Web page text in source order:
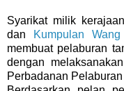
Syarikat milik
dan
Kumpulan
membuat pelaburan
dengan
Perbadanan